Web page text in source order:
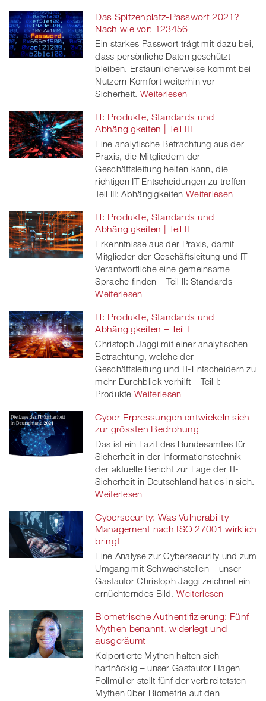
Das Spitzenplatz-Passwort 2021?
Nach wie vor: 123456
Ein starkes Passwort trägt mit dazu bei,
dass persönliche Daten geschützt
bleiben. Erstaunlicherweise kommt bei
Nutzern Komfort weiterhin vor
Sicherheit. Weiterlesen
IT: Produkte, Standards und
Abhängigkeiten | Teil III
Eine analytische Betrachtung aus der
Praxis, die Mitgliedern der
Geschäftsleitung helfen kann, die
richtigen IT-Entscheidungen zu treffen –
Teil III: Abhängigkeiten Weiterlesen
IT: Produkte, Standards und
Abhängigkeiten | Teil II
Erkenntnisse aus der Praxis, damit
Mitglieder der Geschäftsleitung und IT-
Verantwortliche eine gemeinsame
Sprache finden – Teil II: Standards
Weiterlesen
IT: Produkte, Standards und
Abhängigkeiten – Teil I
Christoph Jaggi mit einer analytischen
Betrachtung, welche der
Geschäftsleitung und IT-Entscheidern zu
mehr Durchblick verhilft – Teil I:
Produkte Weiterlesen
Cyber-Erpressungen entwickeln sich
zur grössten Bedrohung
Das ist ein Fazit des Bundesamtes für
Sicherheit in der Informationstechnik –
der aktuelle Bericht zur Lage der IT-
Sicherheit in Deutschland hat es in sich.
Weiterlesen
Cybersecurity: Was Vulnerability
Management nach ISO 27001 wirklich
bringt
Eine Analyse zur Cybersecurity und zum
Umgang mit Schwachstellen – unser
Gastautor Christoph Jaggi zeichnet ein
ernüchterndes Bild. Weiterlesen
Biometrische Authentifizierung: Fünf
Mythen benannt, widerlegt und
ausgeräumt
Kolportierte Mythen halten sich
hartnäckig – unser Gastautor Hagen
Pollmüller stellt fünf der verbreitetsten
Mythen über Biometrie auf den